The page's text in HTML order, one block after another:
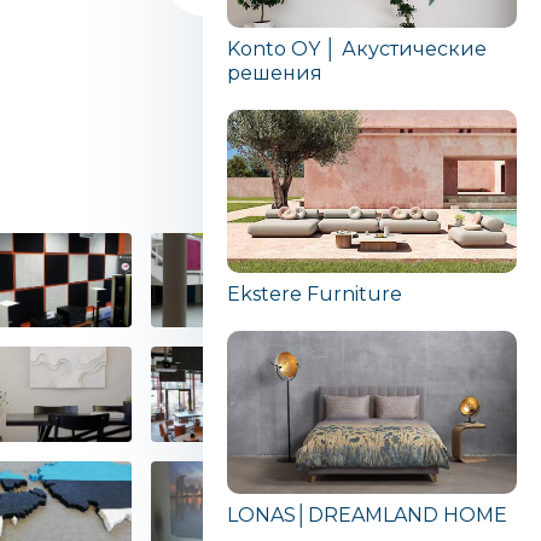
Konto OY │ Акустические
решения
Ekstere Furniture
LONAS│DREAMLAND HOME